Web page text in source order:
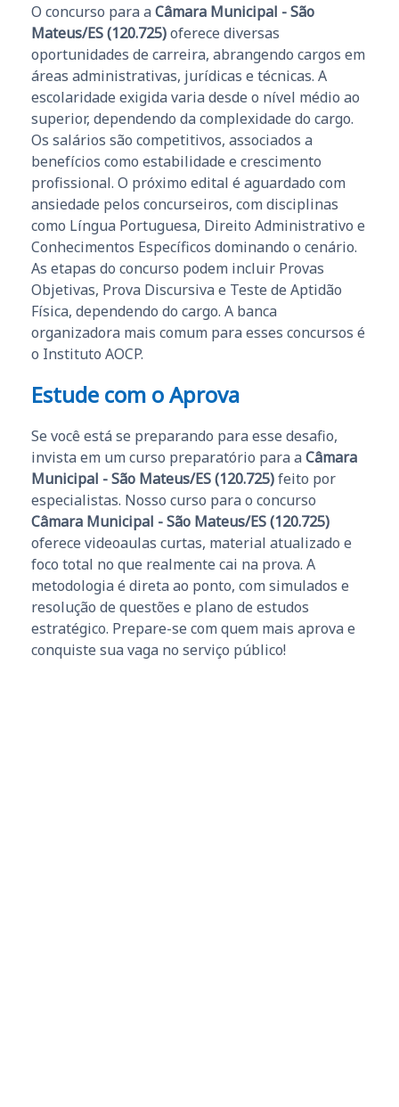
O concurso para a Câmara Municipal - São
Mateus/ES (120.725)oferece diversas
oportunidades de carreira, abrangendo cargos em
áreas administrativas, jurídicas e técnicas. A
escolaridade exigida varia desde o nível médio ao
superior, dependendo da complexidade do cargo.
Os salários são competitivos, associados a
benefícios como estabilidade e crescimento
profissional. O próximo edital é aguardado com
ansiedade pelos concurseiros, com disciplinas
como Língua Portuguesa, Direito Administrativo e
Conhecimentos Específicos dominando o cenário.
As etapas do concurso podem incluir Provas
Objetivas, Prova Discursiva e Teste de Aptidão
Física, dependendo do cargo. A banca
organizadora mais comum para esses concursos é
o Instituto AOCP.
Estude com o Aprova
Se você está se preparando para esse desafio,
invista em um curso preparatório para a Câmara
Municipal - São Mateus/ES (120.725)feito por
especialistas. Nosso curso para o concurso
Câmara Municipal - São Mateus/ES (120.725)
oferece videoaulas curtas, material atualizado e
foco total no que realmente cai na prova. A
metodologia é direta ao ponto, com simulados e
resolução de questões e plano de estudos
estratégico. Prepare-se com quem mais aprova e
conquiste sua vaga no serviço público!